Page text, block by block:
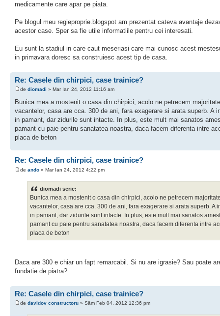
medicamente care apar pe piata.
Pe blogul meu regieproprie.blogspot am prezentat cateva avantaje
acestor case. Sper sa fie utile informatiile pentru cei interesati.
Eu sunt la stadiul in care caut meseriasi care mai cunosc acest
in primavara doresc sa construiesc acest tip de casa.
Re: Casele din chirpici, case trainice?
de diomadi » Mar Ian 24, 2012 11:16 am
Bunica mea a mostenit o casa din chirpici, acolo ne petrecem
vacantelor, casa are cca. 300 de ani, fara exagerare si arata superb. A
in pamant, dar zidurile sunt intacte. In plus, este mult mai sanatos
pamant cu paie pentru sanatatea noastra, daca facem diferenta intre
placa de beton
Re: Casele din chirpici, case trainice?
de ando » Mar Ian 24, 2012 4:22 pm
diomadi scrie:
Bunica mea a mostenit o casa din chirpici, acolo ne petrecem
vacantelor, casa are cca. 300 de ani, fara exagerare si arata superb. A
in pamant, dar zidurile sunt intacte. In plus, este mult mai sanatos
pamant cu paie pentru sanatatea noastra, daca facem diferenta intre
placa de beton
Daca are 300 e chiar un fapt remarcabil. Si nu are igrasie? Sau poate
fundatie de piatra?
Re: Casele din chirpici, case trainice?
de davidov constructoru » Sâm Feb 04, 2012 12:36 pm